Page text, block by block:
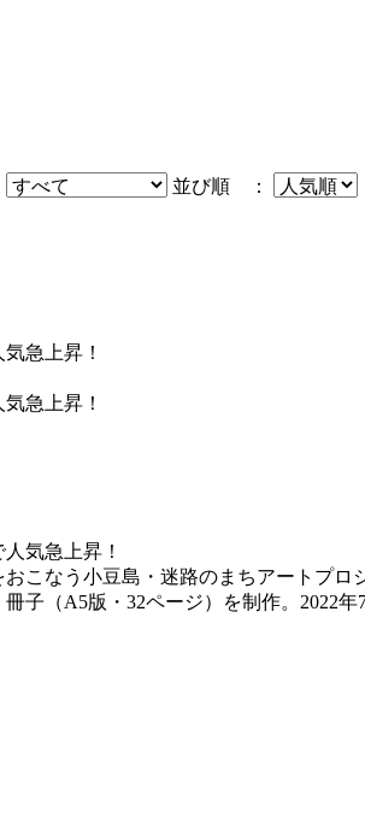
並び順 ：
急上昇！
急上昇！
こなう小豆島・迷路のまちアートプ
子（A5版・32ページ）を制作。2022